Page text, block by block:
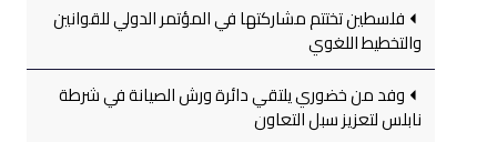
فلسطين تختتم مشاركتها في المؤتمر الدولي للقوانين
والتخطيط اللغوي
وفد من خضوري يلتقي دائرة ورش الصيانة في شرطة
نابلس لتعزيز سبل التعاون